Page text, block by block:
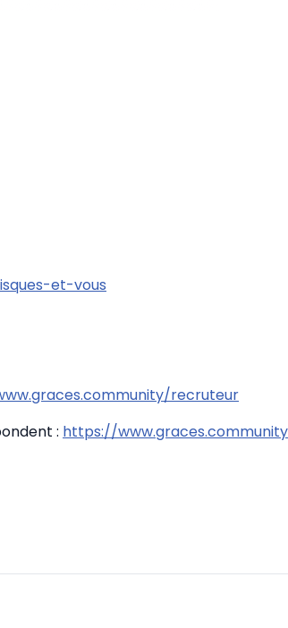
et-vous
recruteur
: https://